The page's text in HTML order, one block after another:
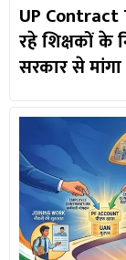
UP Contract
रहे शिक्षकों के
सरकार से